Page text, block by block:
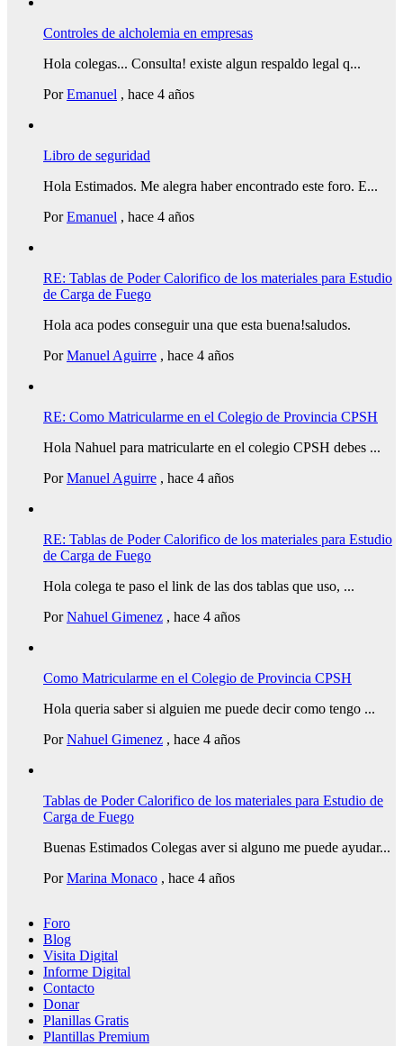
Controles de alcholemia en empresas
Hola colegas... Consulta! existe algun respaldo legal q...
PorEmanuel , hace 4 años
Libro de seguridad
Hola Estimados. Me alegra haber encontrado este foro. E...
PorEmanuel , hace 4 años
RE: Tablas de Poder Calorifico de los materiales para Estudio
de Carga de Fuego
Hola aca podes conseguir una que esta buena!saludos.
PorManuel Aguirre , hace 4 años
RE: Como Matricularme en el Colegio de Provincia CPSH
Hola Nahuel para matricularte en el colegio CPSH debes ...
PorManuel Aguirre , hace 4 años
RE: Tablas de Poder Calorifico de los materiales para Estudio
de Carga de Fuego
Hola colega te paso el link de las dos tablas que uso, ...
PorNahuel Gimenez , hace 4 años
Como Matricularme en el Colegio de Provincia CPSH
Hola queria saber si alguien me puede decir como tengo ...
PorNahuel Gimenez , hace 4 años
Tablas de Poder Calorifico de los materiales para Estudio de
Carga de Fuego
Buenas Estimados Colegas aver si alguno me puede ayudar...
PorMarina Monaco , hace 4 años
Foro
Blog
Visita Digital
Informe Digital
Contacto
Donar
Planillas Gratis
Plantillas Premium